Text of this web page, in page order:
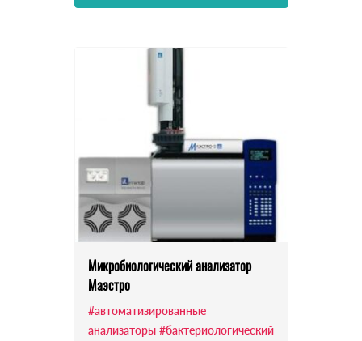
Микробиологический анализатор
Маэстро
#автоматизированные
анализаторы #бактериологический